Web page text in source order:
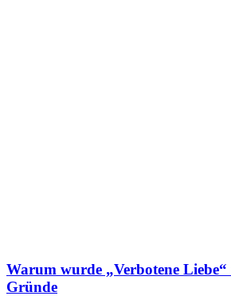
Warum wurde „Verbotene Liebe“
Gründe